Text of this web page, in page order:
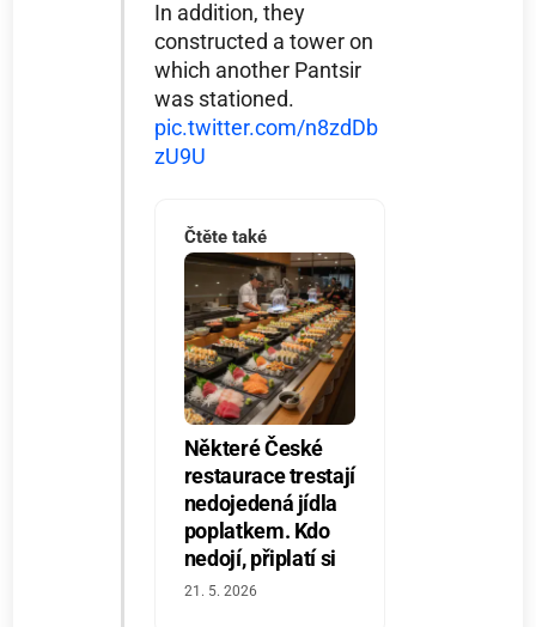
In addition, they
constructed a tower on
which another Pantsir
was stationed.
pic.twitter.com/n8zdDb
zU9U
Čtěte také
Některé České
restaurace trestají
nedojedená jídla
poplatkem. Kdo
nedojí, připlatí si
21. 5. 2026